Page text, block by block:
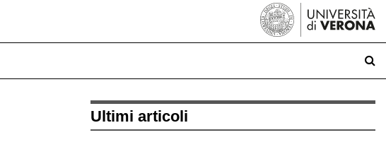
Ultimi articoli